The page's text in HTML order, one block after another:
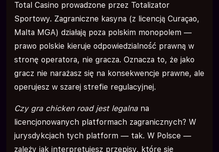
Total Casino prowadzone przez Totalizator
Sportowy. Zagraniczne kasyna (z licencją Curaçao,
Malta MGA) działają poza polskim monopolem —
prawo polskie kieruje odpowiedzialność prawną w
stronę operatora, nie gracza. Oznacza to, że jako
gracz nie narażasz się na konsekwencje prawne, ale
operujesz w szarej strefie regulacyjnej.
Czy gra chicken road jest legalnana
licencjonowanych platformach zagranicznych? W
jurysdykcjach tych platform — tak. W Polsce —
zależy jak interpretujesz przepisy, które się